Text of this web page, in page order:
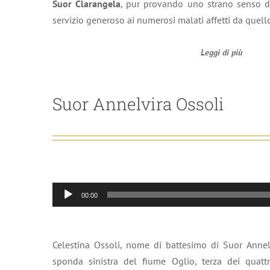
Suor Clarangela, pur provando uno strano senso
servizio generoso ai numerosi malati affetti da
Leggi di più
Suor Annelvira Ossoli
Audio
Player
00:00
Celestina Ossoli, nome di battesimo di Suor
sponda sinistra del fiume Oglio, terza dei